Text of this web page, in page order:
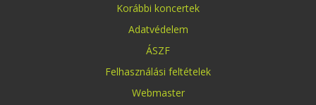
Korábbi koncertek
Adatvédelem
ÁSZF
Felhasználási feltételek
Webmaster